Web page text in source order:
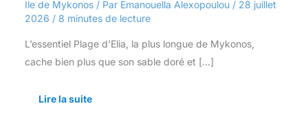
Île de Mykonos/ Par Emanouella Alexopoulou / 28 juillet
2026 / 8 minutes de lecture
L’essentiel Plage d’Elia, la plus longue de Mykonos,
cache bien plus que son sable doré et […]
Lire la suite